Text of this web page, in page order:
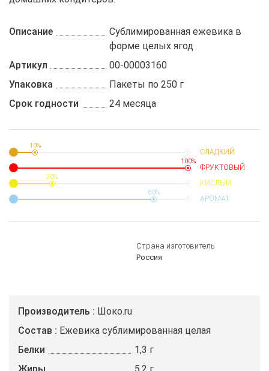
Описание
Сублимированная ежевика в
форме целых ягод
Артикул
00-00003160
Упаковка
Пакеты по 250 г
Срок годности
24 месяца
10%
СЛАДКИЙ
100%
ФРУКТОВЫЙ
20%
КИСЛЫЙ
80%
АРОМАТ
Страна изготовитель
Россия
Производитель
Шоко.ru
Состав
Ежевика сублимированная целая
Белки
1,3 г